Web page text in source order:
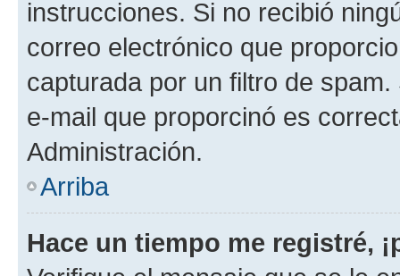
instrucciones. Si no recibió
correo electrónico que
capturada por un filtro de
e-mail que proporcinó es
Administración.
Arriba
Hace un tiempo me registré,